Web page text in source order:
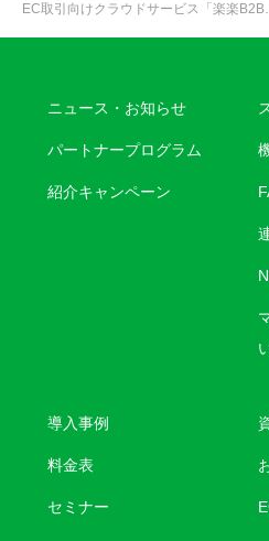
EC取引向けクラウドサービス「楽楽
ニュース・お知らせ
パートナープログラム
紹介キャンペーン
導入事例
料金表
セミナー